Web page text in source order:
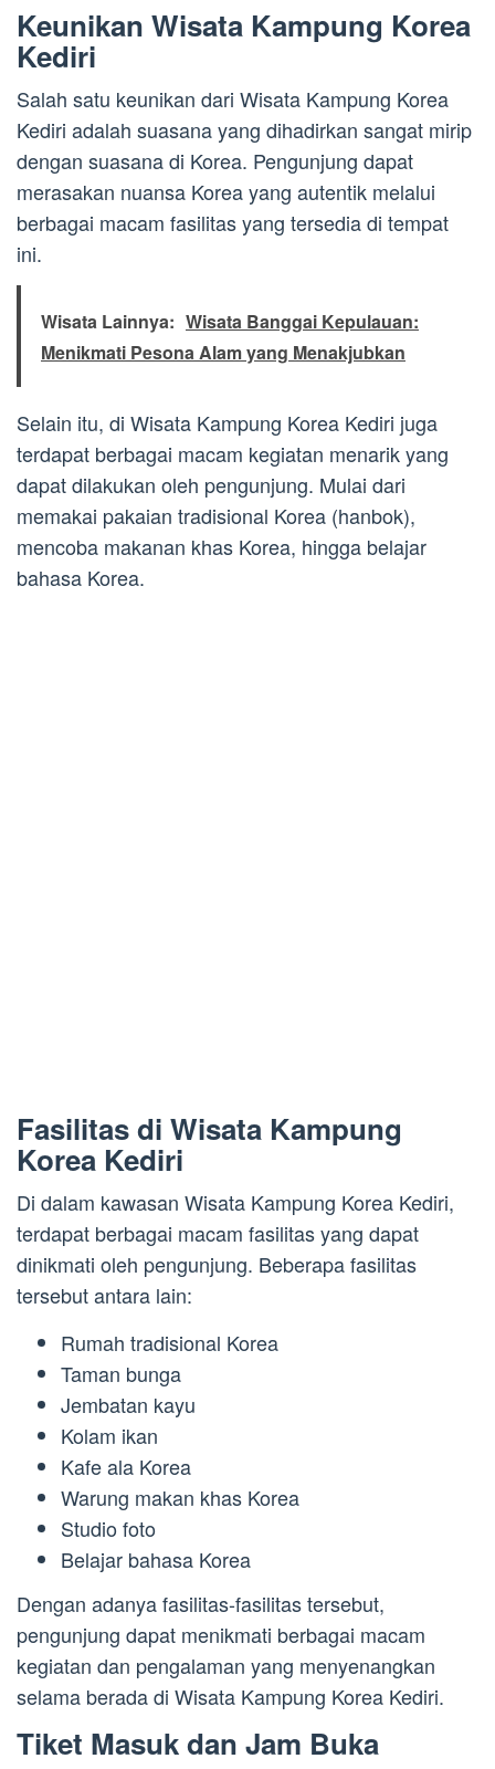
Keunikan Wisata Kampung Korea
Kediri
Salah satu keunikan dari Wisata Kampung Korea
Kediri adalah suasana yang dihadirkan sangat mirip
dengan suasana di Korea. Pengunjung dapat
merasakan nuansa Korea yang autentik melalui
berbagai macam fasilitas yang tersedia di tempat
ini.
Wisata Lainnya: Wisata Banggai Kepulauan:
Menikmati Pesona Alam yang Menakjubkan
Selain itu, di Wisata Kampung Korea Kediri juga
terdapat berbagai macam kegiatan menarik yang
dapat dilakukan oleh pengunjung. Mulai dari
memakai pakaian tradisional Korea (hanbok),
mencoba makanan khas Korea, hingga belajar
bahasa Korea.
Fasilitas di Wisata Kampung
Korea Kediri
Di dalam kawasan Wisata Kampung Korea Kediri,
terdapat berbagai macam fasilitas yang dapat
dinikmati oleh pengunjung. Beberapa fasilitas
tersebut antara lain:
Rumah tradisional Korea
Taman bunga
Jembatan kayu
Kolam ikan
Kafe ala Korea
Warung makan khas Korea
Studio foto
Belajar bahasa Korea
Dengan adanya fasilitas-fasilitas tersebut,
pengunjung dapat menikmati berbagai macam
kegiatan dan pengalaman yang menyenangkan
selama berada di Wisata Kampung Korea Kediri.
Tiket Masuk dan Jam Buka